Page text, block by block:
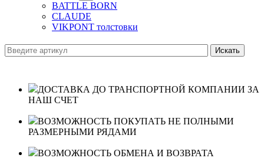
BATTLE BORN
CLAUDE
VIKPONT толстовки
ДОСТАВКА ДО ТРАНСПОРТНОЙ КОМПАНИИ ЗА
НАШ СЧЕТ
ВОЗМОЖНОСТЬ ПОКУПАТЬ НЕ ПОЛНЫМИ
РАЗМЕРНЫМИ РЯДАМИ
ВОЗМОЖНОСТЬ ОБМЕНА И ВОЗВРАТА